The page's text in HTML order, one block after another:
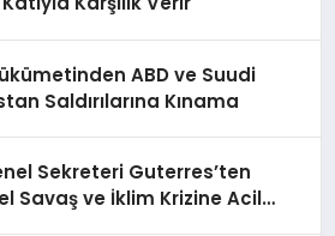
ABD ve Suudi
Saldırılarına Kınama
Sekreteri Guterres’ten
Savaş ve İklim Krizine Acil